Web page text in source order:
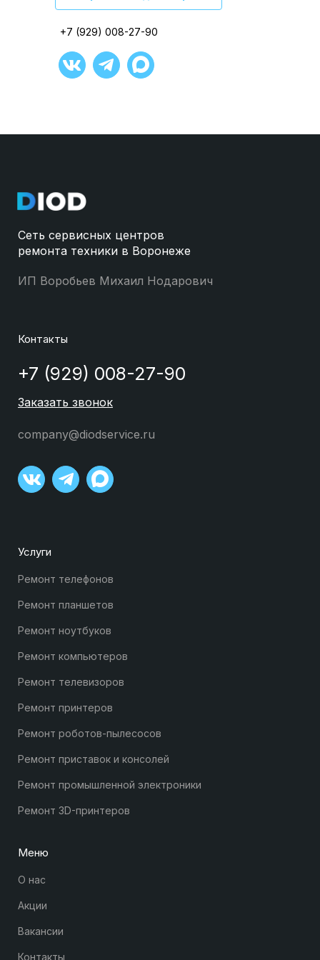
+7 (929) 008-27-90
+7 (929) 008-27-90
+7 (929) 008-27-90
+7 (929) 008-27-90
+7 (929) 008-27-90
Сеть сервисных центров
ремонта техники в Воронеже
ИП Воробьев Михаил Нодарович
Контакты
+7 (929) 008-27-90
Заказать звонок
company@diodservice.ru
Услуги
Ремонт телефонов
Ремонт планшетов
Ремонт ноутбуков
Ремонт компьютеров
Ремонт телевизоров
Ремонт принтеров
Ремонт роботов-пылесосов
Ремонт приставок и консолей
Ремонт промышленной электроники
Ремонт 3D-принтеров
Меню
О нас
Акции
Вакансии
Контакты